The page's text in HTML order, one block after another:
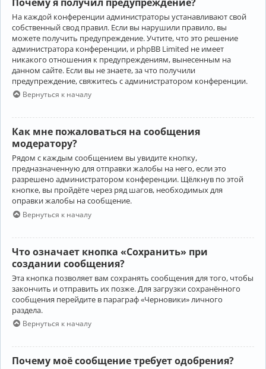
На каждой конференции администраторы устанавливают свой
собственный свод правил. Если вы нарушили правило, вы
можете получить предупреждение. Учтите, что это решение
администратора конференции, и phpBB Limited не имеет
никакого отношения к предупреждениям, вынесенным на
данном сайте. Если вы не знаете, за что получили
предупреждение, свяжитесь с администратором конференции.
Вернуться к началу
Как мне пожаловаться на сообщения
модератору?
Рядом с каждым сообщением вы увидите кнопку,
предназначенную для отправки жалобы на него, если это
разрешено администратором конференции. Щёлкнув по этой
кнопке, вы пройдёте через ряд шагов, необходимых для
оправки жалобы на сообщение.
Вернуться к началу
Что означает кнопка «Сохранить» при
создании сообщения?
Эта кнопка позволяет вам сохранять сообщения для того, чтобы
закончить и отправить их позже. Для загрузки сохранённого
сообщения перейдите в параграф «Черновики» личного
раздела.
Вернуться к началу
Почему моё сообщение требует одобрения?